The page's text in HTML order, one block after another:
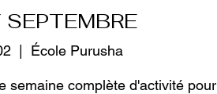
SEPTEMBRE
École Purusha
semaine complète d'activité pour